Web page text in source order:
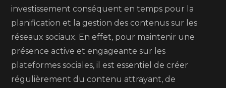
investissement conséquent en temps pour la
planification et la gestion des contenus sur les
réseaux sociaux. En effet, pour maintenir une
présence active et engageante sur les
plateformes sociales, il est essentiel de créer
régulièrement du contenu attrayant, de